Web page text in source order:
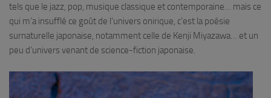
tels que le jazz, pop, musique classique et contemporaine… mais ce
qui m’a insufflé ce goût de l’univers onirique, c’est la poésie
surnaturelle japonaise, notamment celle de Kenji Miyazawa… et un
peu d’univers venant de science-fiction japonaise.